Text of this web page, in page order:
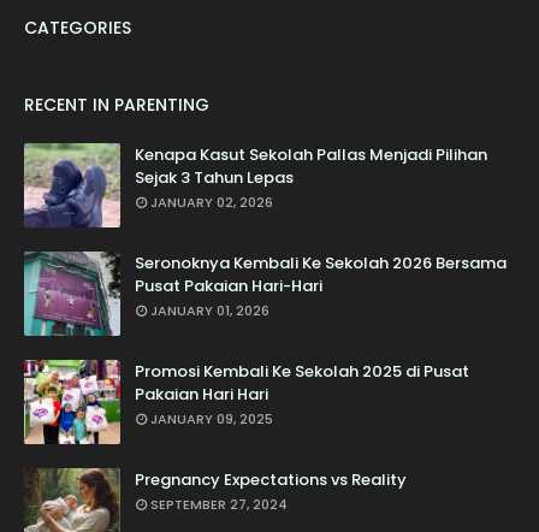
CATEGORIES
RECENT IN PARENTING
Kenapa Kasut Sekolah Pallas Menjadi Pilihan
Sejak 3 Tahun Lepas
JANUARY 02, 2026
Seronoknya Kembali Ke Sekolah 2026 Bersama
Pusat Pakaian Hari-Hari
JANUARY 01, 2026
Promosi Kembali Ke Sekolah 2025 di Pusat
Pakaian Hari Hari
JANUARY 09, 2025
Pregnancy Expectations vs Reality
SEPTEMBER 27, 2024